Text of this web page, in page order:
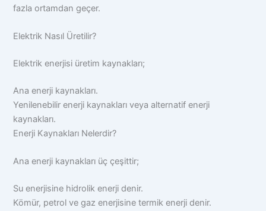
fazla ortamdan geçer.
Elektrik Nasıl Üretilir?
Elektrik enerjisi üretim kaynakları;
Ana enerji kaynakları.
Yenilenebilir enerji kaynakları veya alternatif enerji
kaynakları.
Enerji Kaynakları Nelerdir?
Ana enerji kaynakları üç çeşittir;
Su enerjisine hidrolik enerji denir.
Kömür, petrol ve gaz enerjisine termik enerji denir.